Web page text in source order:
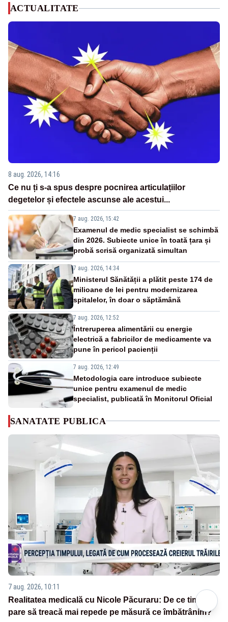
ACTUALITATE
8 aug. 2026, 14:16
Ce nu ți s-a spus despre pocnirea articulațiilor
degetelor și efectele ascunse ale acestui...
7 aug. 2026, 15:42
Examenul de medic specialist se schimbă
din 2026. Subiecte unice în toată țara și
probă scrisă organizată simultan
7 aug. 2026, 14:34
Ministerul Sănătății a plătit peste 174 de
milioane de lei pentru modernizarea
spitalelor, în doar o săptămână
7 aug. 2026, 12:52
Întreruperea alimentării cu energie
electrică a fabricilor de medicamente va
pune în pericol pacienții
7 aug. 2026, 12:49
Metodologia care introduce subiecte
unice pentru examenul de medic
specialist, publicată în Monitorul Oficial
SANATATE PUBLICA
7 aug. 2026, 10:11
Realitatea medicală cu Nicole Păcuraru: De ce timpul
pare să treacă mai repede pe măsură ce îmbătrânim?